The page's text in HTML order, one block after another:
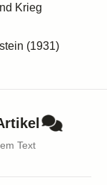
Krieg
(1931)
Text